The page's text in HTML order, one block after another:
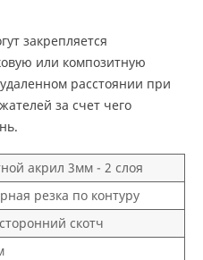
или композитную
расстоянии при
за счет чего
акрил 3мм - 2 слоя
резка по контуру
скотч